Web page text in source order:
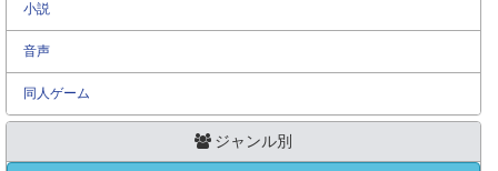
小説
音声
同人ゲーム
ジャンル別